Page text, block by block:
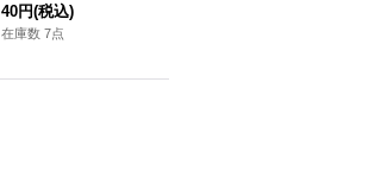
40円(税込)
在庫数 7点